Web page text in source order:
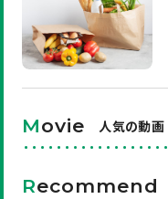
Movie 人気の動画
Recommend